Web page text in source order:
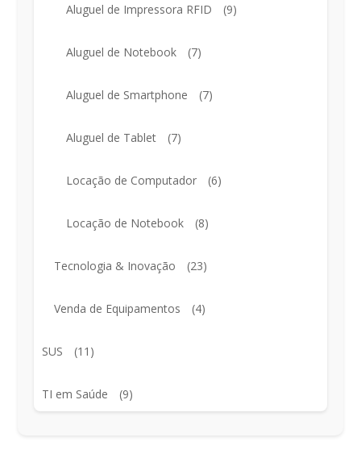
Aluguel de Impressora RFID (9)
Aluguel de Notebook (7)
Aluguel de Smartphone (7)
Aluguel de Tablet (7)
Locação de Computador (6)
Locação de Notebook (8)
Tecnologia & Inovação (23)
Venda de Equipamentos (4)
SUS (11)
TI em Saúde (9)